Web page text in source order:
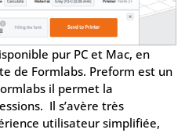
pur PC et Mac, en
de Formlabs. Preform est un
il permet la
Il s’avère très
utilisateur simplifiée,